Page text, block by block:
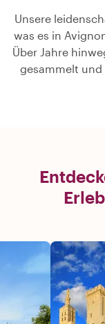
Unsere
was es in
Über Jahre
gesammelt